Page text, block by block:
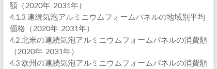
額（2020年-2031年）
4.1.3 連続気泡アルミニウムフォームパネルの地域別平均
価格（2020年-2031年）
4.2 北米の連続気泡アルミニウムフォームパネルの消費額
（2020年-2031年）
4.3 欧州の連続気泡アルミニウムフォームパネルの消費額